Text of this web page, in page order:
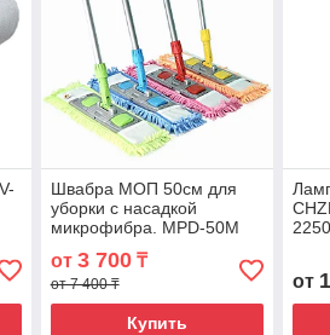
Швабра МОП 50см для
уборки с насадкой
микрофибра. MPD-50M
от 3 700₸
от 7 400 ₸
Купить
от